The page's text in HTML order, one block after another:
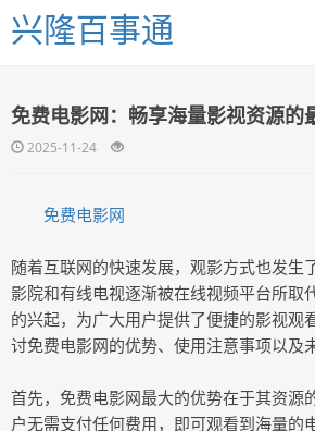
兴隆百事通
免费电影网：畅享海量影视资源的
2025-11-24
免费电影网
随着互联网的快速发展，观影方式也发生
影院和有线电视逐渐被在线视频平台所取
的兴起，为广大用户提供了便捷的影视观
讨免费电影网的优势、使用注意事项以及
首先，免费电影网最大的优势在于其资源
户无需支付任何费用，即可观看到海量的